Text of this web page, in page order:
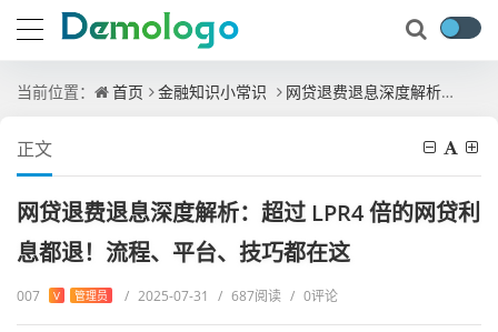
当前位置： 首页 金融知识小常识 网贷退费退息深度解析：超过 LPR4 倍的网贷利息都退！流程、平台、技巧都在这
正文
网贷退费退息深度解析：超过 LPR4 倍的网贷利
息都退！流程、平台、技巧都在这
007 V 管理员 / 2025-07-31 / 687阅读 / 0评论